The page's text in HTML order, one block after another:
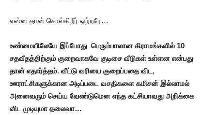
என்ன தான் சொல்கிறீர் ஒற்றரே…
உண்மையிலேயே இப்போது பெரும்பாலான கிராமங்களில் 10
சதவீதத்திற்கும் குறைவாகவே குடிசை வீடுகள் உள்ளன என்பது
தான் எதார்த்தம். வீட்டு வரியை குறைப்பதை விட,
ஊராட்சிகளுக்கான அடிப்படை வசதிகளை கமிசன் இல்லாமல்
அனைவரும் செய்ய வேண்டுமென எந்த கட்சியாவது அறிக்கை
விட முடியுமா தலைவா…